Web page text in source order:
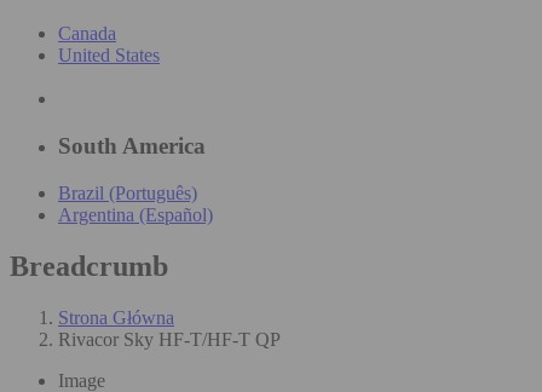
Canada
United States
South America
Brazil (Português)
Argentina (Español)
Breadcrumb
Strona Główna
Rivacor Sky HF-T/HF-T QP
Image